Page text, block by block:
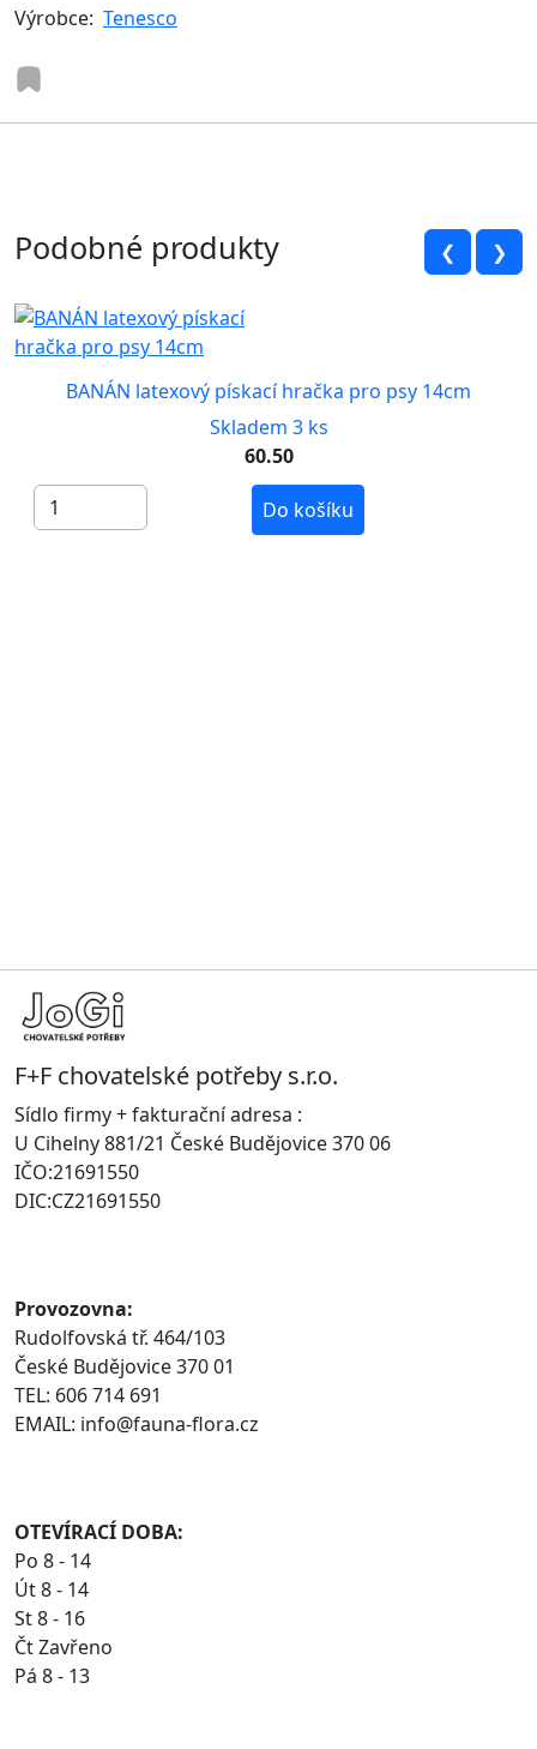
Výrobce: Tenesco
Podobné produkty ❮ ❯
BANÁN latexový pískací hračka pro psy 14cm
Skladem 3 ks
60.50
Do košíku
F+F chovatelské potřeby s.r.o.
Sídlo firmy + fakturační adresa :
U Cihelny 881/21 České Budějovice 370 06
IČO:21691550
DIC:CZ21691550
Provozovna:
Rudolfovská tř. 464/103
České Budějovice 370 01
TEL: 606 714 691
EMAIL: info@fauna-flora.cz
OTEVÍRACÍ DOBA:
Po 8 - 14
Út 8 - 14
St 8 - 16
Čt Zavřeno
Pá 8 - 13